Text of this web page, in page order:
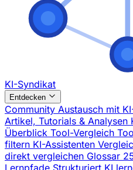
KI-Syndikat
Entdecken
Community Austausch mit
Artikel, Tutorials & Analysen
Überblick Tool-Vergleich
filtern KI-Assistenten
direkt vergleichen Glossar